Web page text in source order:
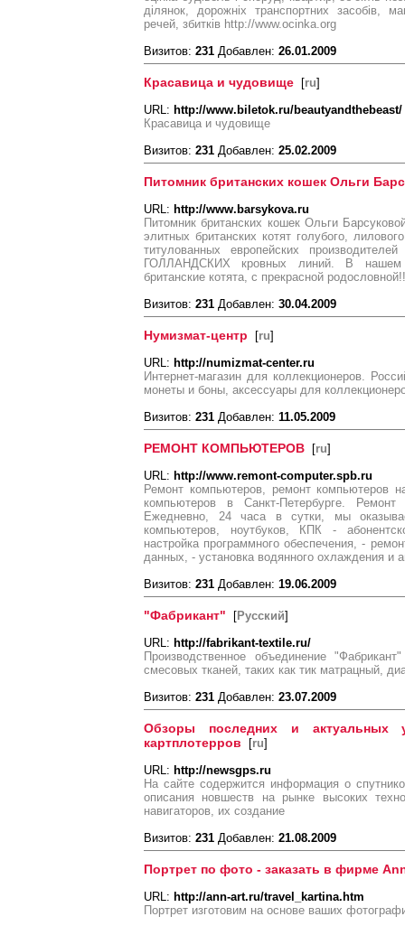
ділянок, дорожніх транспортних засобів,
речей, збитків http://www.ocinka.org
Визитов: 231 Добавлен: 26.01.2009
Красавица и чудовище [ru]
URL: http://www.biletok.ru/beautyandthebeast/
Красавица и чудовище
Визитов: 231 Добавлен: 25.02.2009
Питомник британских кошек Ольги
URL: http://www.barsykova.ru
Питомник британских кошек Ольги
элитных британских котят голубого,
титулованных европейских
ГОЛЛАНДСКИХ кровных линий. В нашем
британские котята, с прекрасной
Визитов: 231 Добавлен: 30.04.2009
Нумизмат-центр [ru]
URL: http://numizmat-center.ru
Интернет-магазин для коллекционеров.
монеты и боны, аксессуары для
Визитов: 231 Добавлен: 11.05.2009
РЕМОНТ КОМПЬЮТЕРОВ [ru]
URL: http://www.remont-computer.spb.ru
Ремонт компьютеров, ремонт компьютеров
компьютеров в Санкт-Петербурге. Ремонт
Ежедневно, 24 часа в сутки, мы
компьютеров, ноутбуков, КПК -
настройка программного обеспечения, -
данных, - установка водянного охлаждения и
Визитов: 231 Добавлен: 19.06.2009
"Фабрикант" [Русский]
URL: http://fabrikant-textile.ru/
Производственное объединение
смесовых тканей, таких как тик матрацный,
Визитов: 231 Добавлен: 23.07.2009
Обзоры последних и актуальных
картплотерров [ru]
URL: http://newsgps.ru
На сайте содержится информация о
описания новшеств на рынке высоких
навигаторов, их создание
Визитов: 231 Добавлен: 21.08.2009
Портрет по фото - заказать в фирме
URL: http://ann-art.ru/travel_kartina.htm
Портрет изготовим на основе ваших